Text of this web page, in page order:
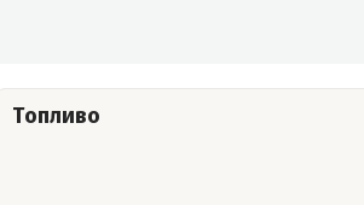
Топливо